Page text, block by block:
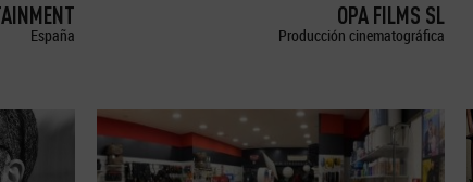
España
OPA FILMS SL
Producción cinematográfica